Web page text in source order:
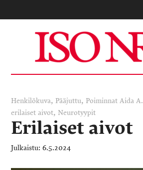
Henkilökuva, Pääjuttu, Poiminnat Aida A.
erilaiset aivot, Neurotyypit
Erilaiset aivot
6.5.2024